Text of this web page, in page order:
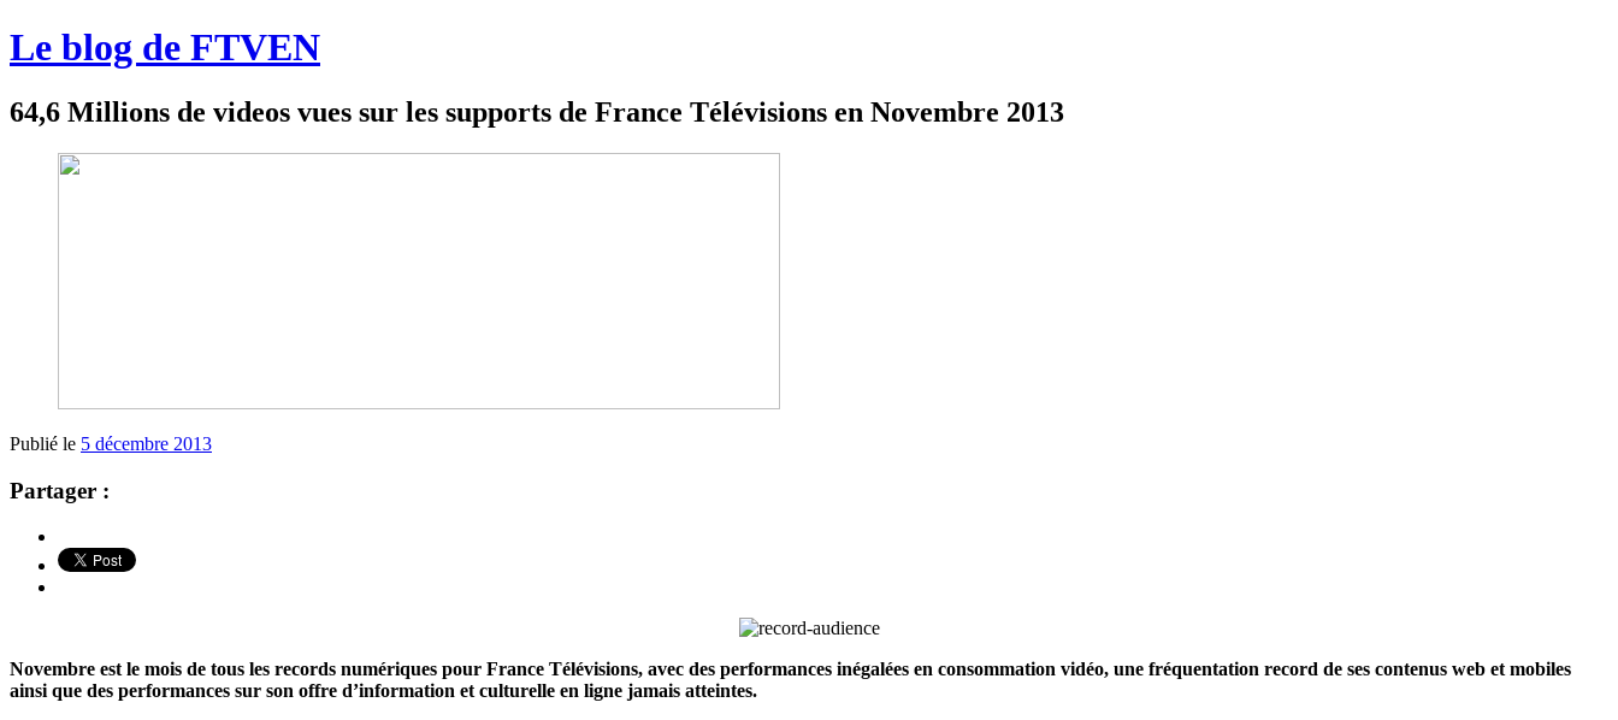
Le blog de FTVEN
64,6 Millions de videos vues sur les supports de France Télévisions en Novembre 2013
Publié le 5 décembre 2013
Partager :
Novembre est le mois de tous les records numériques pour France Télévisions, avec des performances inégalées en consommation vidéo, une fréquentation record de ses contenus web et mobiles
ainsi que des performances sur son offre d’information et culturelle en ligne jamais atteintes.